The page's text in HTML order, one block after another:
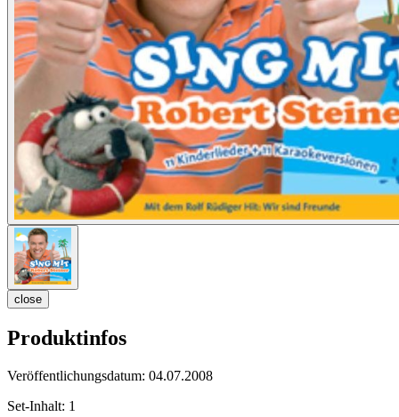
close
Produktinfos
Veröffentlichungsdatum: 04.07.2008
Set-Inhalt: 1